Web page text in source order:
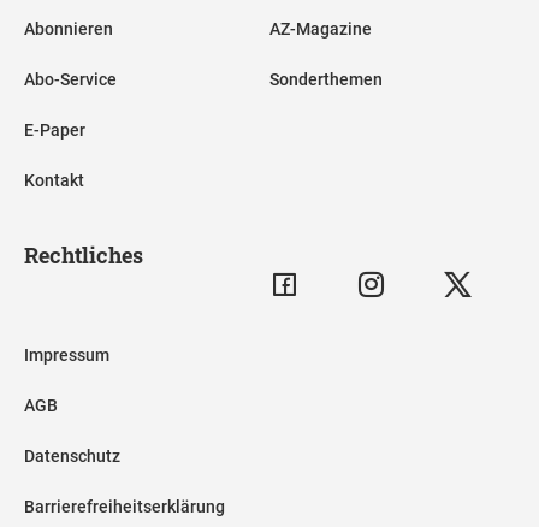
Abonnieren
Abo-Service
E-Paper
Kontakt
AZ-Magazine
Sonderthemen
Rechtliches
Impressum
AGB
Datenschutz
Barrierefreiheitserklärung